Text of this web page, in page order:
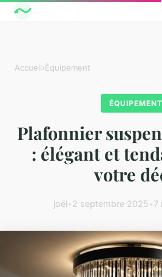
Accueil›Équipement
ÉQUIPEMENT
Plafonnier
: élégant et
votre
joël•2 septembre 2025•7